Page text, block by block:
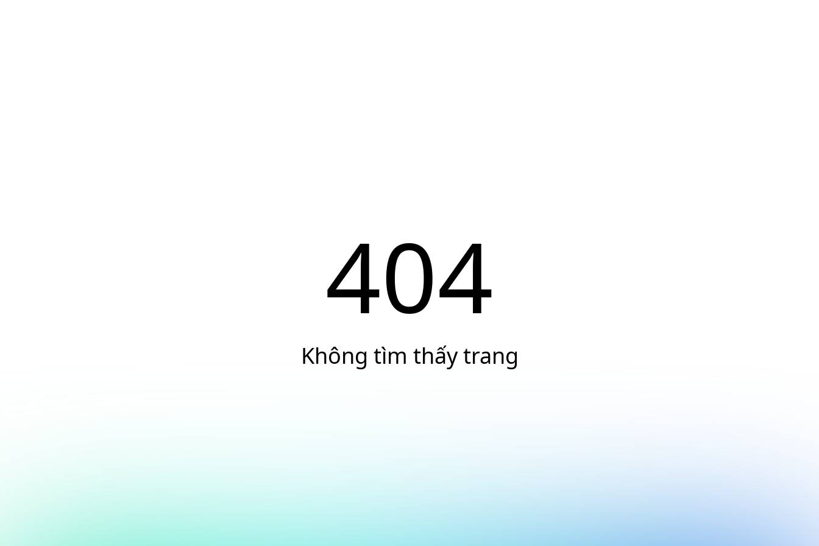
404
Không tìm thấy trang